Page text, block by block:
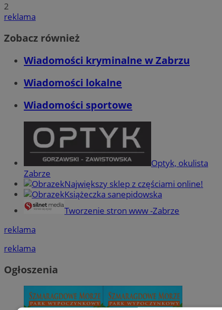
2
reklama
Zobacz również
Wiadomości kryminalne w Zabrzu
Wiadomości lokalne
Wiadomości sportowe
Optyk, okulista
Zabrze
Największy sklep z częściami online!
Książeczka sanepidowska
Tworzenie stron www -Zabrze
reklama
reklama
Ogłoszenia